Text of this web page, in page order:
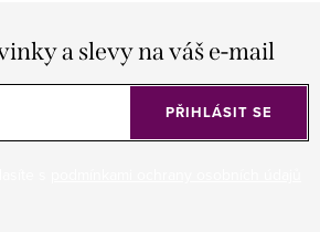
a slevy na váš e-mail
PŘIHLÁSIT SE